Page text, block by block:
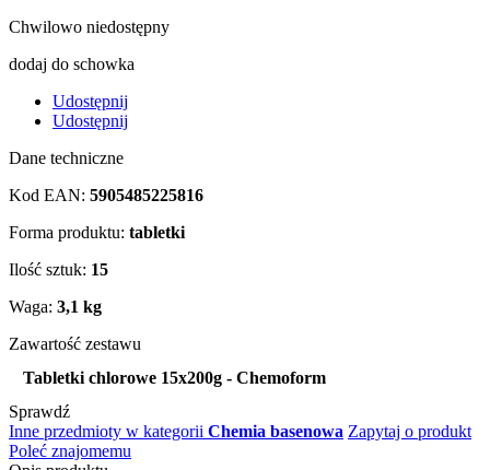
Chwilowo niedostępny
dodaj do schowka
Udostępnij
Udostępnij
Dane techniczne
Kod EAN: 5905485225816
Forma produktu: tabletki
Ilość sztuk: 15
Waga: 3,1 kg
Zawartość zestawu
Tabletki chlorowe 15x200g - Chemoform
Sprawdź
Inne przedmioty w kategorii Chemia basenowa Zapytaj o produkt
Poleć znajomemu